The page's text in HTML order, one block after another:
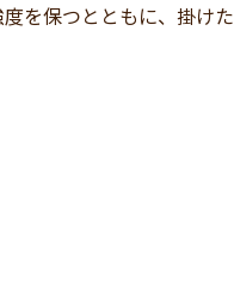
を保つとともに、掛け